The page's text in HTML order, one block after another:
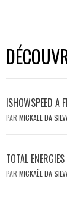
ISHOWSPEED A
PAR MICKAËL DA
TOTAL
PAR MICKAËL DA